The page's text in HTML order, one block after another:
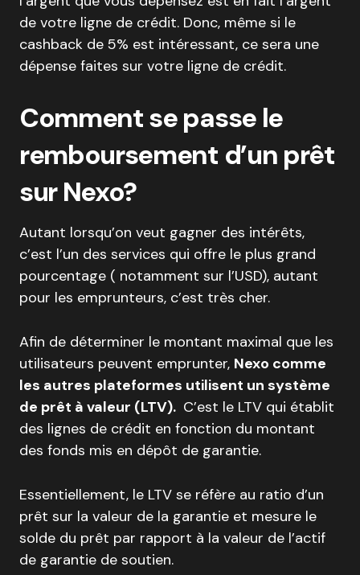
de votre ligne de crédit. Donc, même si le
cashback de 5% est intéressant, ce sera une
dépense faites sur votre ligne de crédit.
Comment se passe le
remboursement d’un prêt
sur Nexo?
Autant lorsqu’on veut gagner des intérêts,
c’est l’un des services qui offre le plus grand
pourcentage ( notamment sur l’USD), autant
pour les emprunteurs, c’est très cher.
Afin de déterminer le montant maximal que les
utilisateurs peuvent emprunter, Nexo comme
les autres plateformes utilisent un système
de prêt à valeur (LTV). C’est le LTV qui établit
des lignes de crédit en fonction du montant
des fonds mis en dépôt de garantie.
Essentiellement, le LTV se réfère au ratio d’un
prêt sur la valeur de la garantie et mesure le
solde du prêt par rapport à la valeur de l’actif
de garantie de soutien.